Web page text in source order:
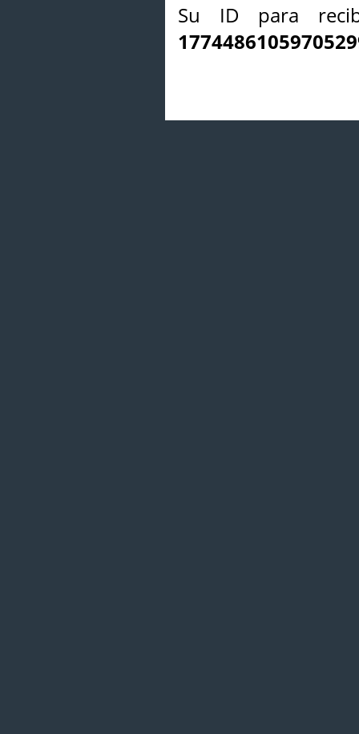
Su ID para